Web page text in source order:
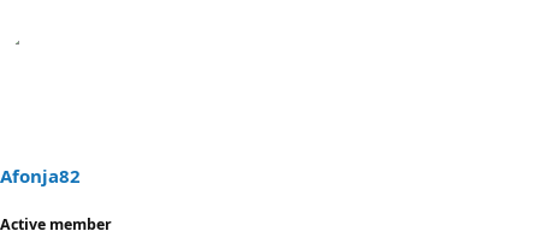
Afonja82
Active member